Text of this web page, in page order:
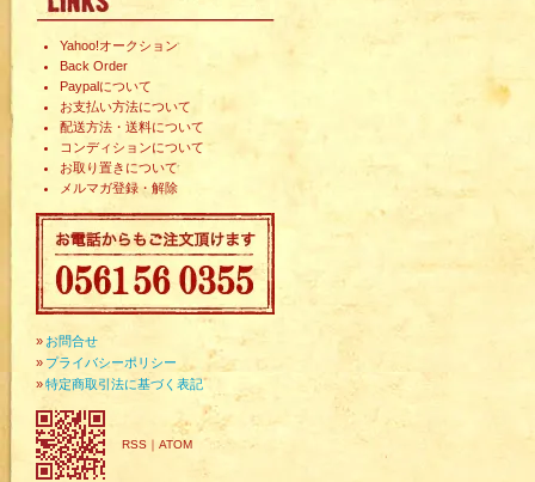
Yahoo!オークション
Back Order
Paypalについて
お支払い方法について
配送方法・送料について
コンディションについて
お取り置きについて
メルマガ登録・解除
» お問合せ
» プライバシーポリシー
»特定商取引法に基づく表記
RSS ｜ ATOM